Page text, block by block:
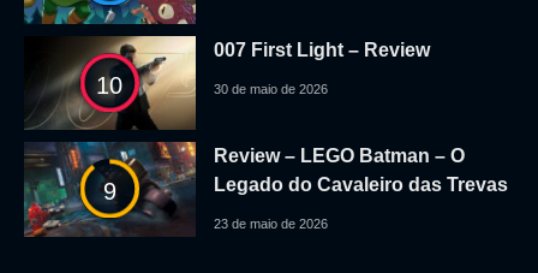
10
007 First Light – Review
30 de maio de 2026
9
Review – LEGO Batman – O
Legado do Cavaleiro das Trevas
23 de maio de 2026